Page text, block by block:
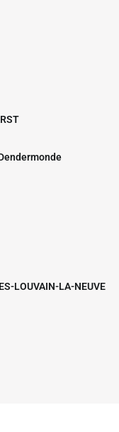
LOUVAIN-LA-NEUVE